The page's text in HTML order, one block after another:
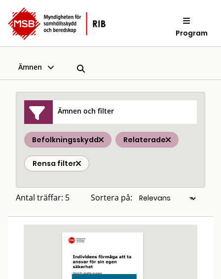
Program
Ämnen
Ämnen och filter
Befolkningsskydd Relaterade
Rensa filter
Antal träffar: 5 Sortera på: